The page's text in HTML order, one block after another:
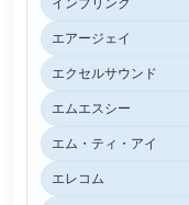
インプリンク
エアージェイ
エクセルサウンド
エムエスシー
エム・ティ・アイ
エレコム